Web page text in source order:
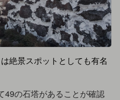
絶景スポットとしても有名
49の石塔があることが確認